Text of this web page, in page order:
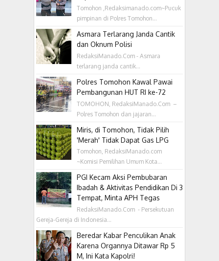
Tomohon ,Redaksimanado.com~Pucuk
pimpinan di Polres Tomohon...
Asmara Terlarang Janda Cantik
dan Oknum Polisi
RedaksiManado.Com - Asmara
terlarang janda cantik...
Polres Tomohon Kawal Pawai
Pembangunan HUT RI ke-72
TOMOHON, RedaksiManado.Com –
Polres Tomohon dan jajaran...
Miris, di Tomohon, Tidak Pilih
'Merah' Tidak Dapat Gas LPG
Tomohon, RedaksiManado.com
~Komisi Pemilihan Umum Kota...
PGI Kecam Aksi Pembubaran
Ibadah & Aktivitas Pendidikan Di 3
Tempat, Minta APH Tegas
RedaksiManado.Com - Persekutuan
Gereja-Gereja di Indonesia...
Beredar Kabar Penculikan Anak
Karena Organnya Ditawar Rp 5
M, Ini Kata Kapolri!